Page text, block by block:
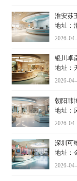
淮安苏
地址：
2026-
银川卓
地址：
2026-
朝阳韩
地址：
2026-
深圳可
地址：
2026-